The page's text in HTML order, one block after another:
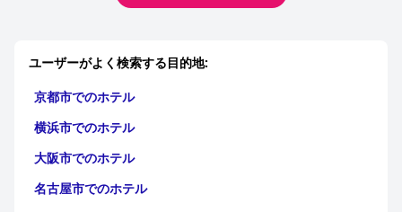
ユーザーがよく検索する目的地:
京都市でのホテル
横浜市でのホテル
大阪市でのホテル
名古屋市でのホテル